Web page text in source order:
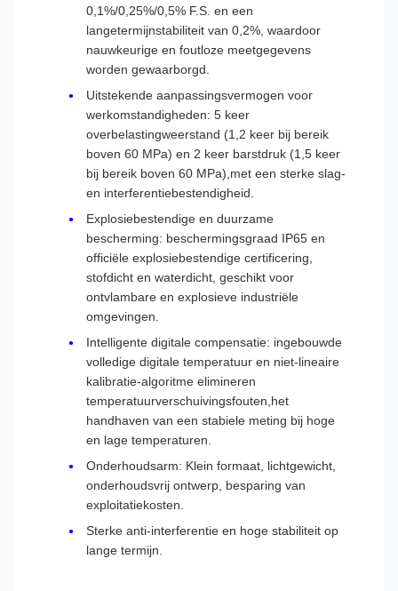
0,1%/0,25%/0,5% F.S. en een
langetermijnstabiliteit van 0,2%, waardoor
nauwkeurige en foutloze meetgegevens
worden gewaarborgd.
Uitstekende aanpassingsvermogen voor
werkomstandigheden: 5 keer
overbelastingweerstand (1,2 keer bij bereik
boven 60 MPa) en 2 keer barstdruk (1,5 keer
bij bereik boven 60 MPa),met een sterke slag-
en interferentiebestendigheid.
Explosiebestendige en duurzame
bescherming: beschermingsgraad IP65 en
officiële explosiebestendige certificering,
stofdicht en waterdicht, geschikt voor
ontvlambare en explosieve industriële
omgevingen.
Intelligente digitale compensatie: ingebouwde
volledige digitale temperatuur en niet-lineaire
kalibratie-algoritme elimineren
temperatuurverschuivingsfouten,het
handhaven van een stabiele meting bij hoge
en lage temperaturen.
Onderhoudsarm: Klein formaat, lichtgewicht,
onderhoudsvrij ontwerp, besparing van
exploitatiekosten.
Sterke anti-interferentie en hoge stabiliteit op
lange termijn.